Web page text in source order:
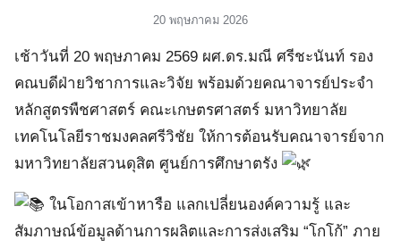
20 พฤษภาคม 2026
เช้าวันที่ 20 พฤษภาคม 2569 ผศ.ดร.มณี ศรีชะนันท์ รอง
คณบดีฝ่ายวิชาการและวิจัย พร้อมด้วยคณาจารย์ประจำ
หลักสูตรพืชศาสตร์ คณะเกษตรศาสตร์ มหาวิทยาลัย
เทคโนโลยีราชมงคลศรีวิชัย ให้การต้อนรับคณาจารย์จาก
มหาวิทยาลัยสวนดุสิต ศูนย์การศึกษาตรัง
ในโอกาสเข้าหารือ แลกเปลี่ยนองค์ความรู้ และ
สัมภาษณ์ข้อมูลด้านการผลิตและการส่งเสริม “โกโก้” ภาย